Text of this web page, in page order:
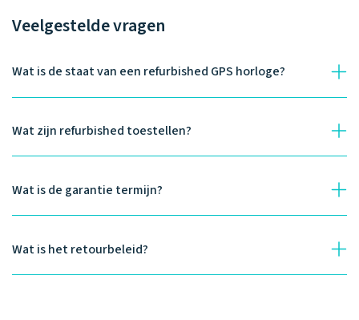
Veelgestelde vragen
Wat is de staat van een refurbished GPS horloge?
Wat zijn refurbished toestellen?
Wat is de garantie termijn?
Wat is het retourbeleid?